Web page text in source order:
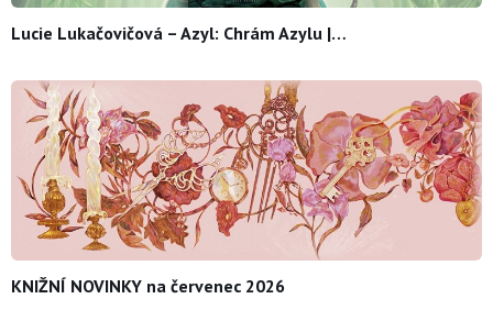
Lucie Lukačovičová – Azyl: Chrám Azylu |…
KNIŽNÍ NOVINKY na červenec 2026